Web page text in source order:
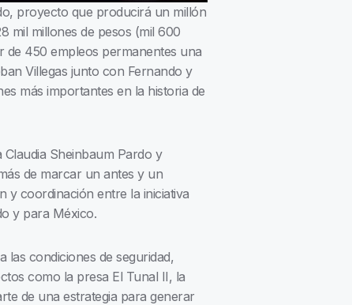
proyecto que producirá un millón
mil millones de pesos (mil 600
de 450 empleos permanentes una
Villegas junto con Fernando y
más importantes en la historia de
Sheinbaum Pardo y
de marcar un antes y un
y coordinación entre la iniciativa
y para México.
las condiciones de seguridad,
como la presa El Tunal II, la
de una estrategia para generar